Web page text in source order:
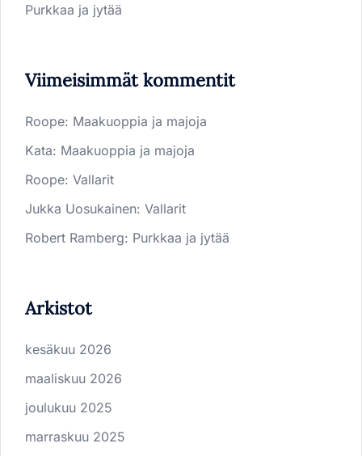
Purkkaa ja jytää
Viimeisimmät kommentit
Roope: Maakuoppia ja majoja
Kata: Maakuoppia ja majoja
Roope: Vallarit
Jukka Uosukainen: Vallarit
Robert Ramberg: Purkkaa ja jytää
Arkistot
kesäkuu 2026
maaliskuu 2026
joulukuu 2025
marraskuu 2025